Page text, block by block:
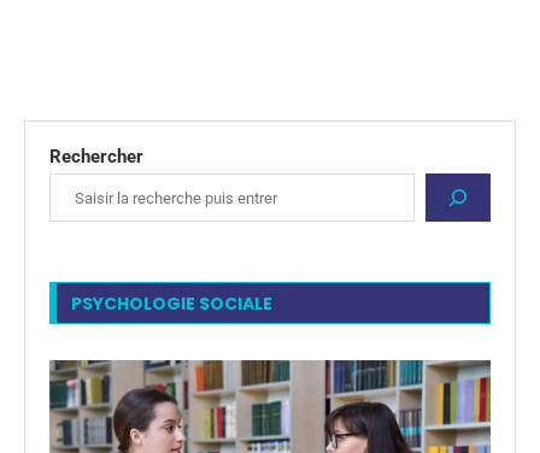
Rechercher
PSYCHOLOGIE SOCIALE